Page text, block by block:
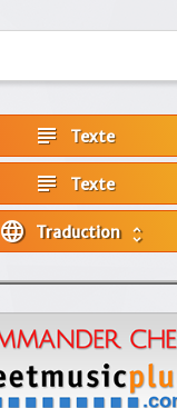
subject Texte
subject Texte
language unfold_more